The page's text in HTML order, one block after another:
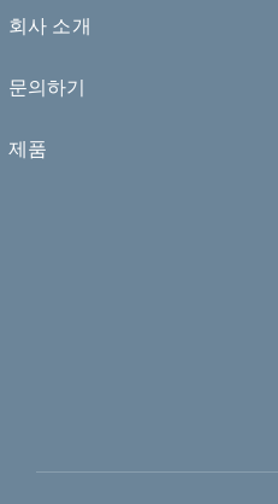
회사 소개
문의하기
제품